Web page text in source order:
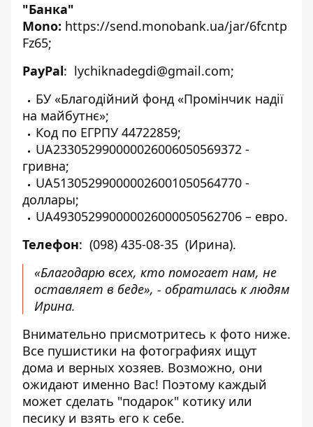
"Банка"
Mono: https://send.monobank.ua/jar/6fcntp
Fz65;
PayPal: lychiknadegdi@gmail.com;
БУ «Благодійний фонд «Промінчик надії
на майбутнє»;
Код по ЕГРПУ 44722859;
UA233052990000026006050569372 -
гривна;
UA513052990000026001050564770 -
доллары;
UA493052990000026000050562706 – евро.
Телефон: (098) 435-08-35 (Ирина).
«Благодарю всех, кто помогает нам, не
оставляет в беде», - обратилась к людям
Ирина.
Внимательно присмотритесь к фото ниже.
Все пушистики на фотографиях ищут
дома и верных хозяев. Возможно, они
ожидают именно Вас! Поэтому каждый
может сделать "подарок" котику или
песику и взять его к себе.